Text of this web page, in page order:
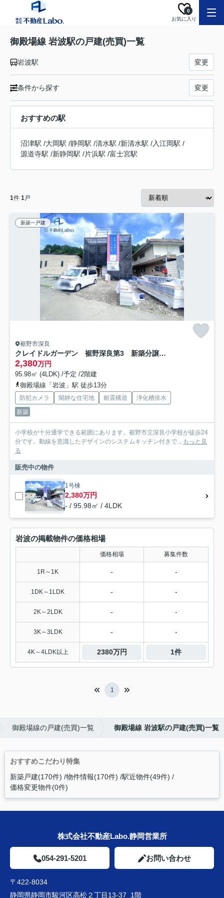
お気に入り
0
御殿場線 岩波駅の戸建(売買)一覧
岩波駅 変更
条件から探す 変更
おすすめの駅
沼津駅 /大岡駅 /静岡駅 /清水駅 /新清水駅 /入江岡駅 /
源道寺駅 /新静岡駅 /片浜駅 /富士宮駅
1件 1戸
新築一戸建
裾野市深良
クレイドルガーデン 裾野深良第3 新築分譲住宅 全1棟
2,380万円
95.98㎡ (4LDK) /予定 /2階建
御殿場線「岩波」駅 徒歩13分
防犯カメラ 閑静な住宅地 耐震構造
浄化槽排水
新築
小学校が十分通学できる範囲にあります。裾野市立深良小学校が徒歩24
分です。動線を意識したデザインのシステムキッチン付きで... もっと見
る
販売中の物件
1号棟
2,380万円
- / 95.98㎡ / 4LDK
岩波の掲載物件の価格相場
価格相場 募集件数
1R～1K - -
1DK～1LDK - -
2K～2LDK - -
3K～3LDK - -
4K～4LDK以上 2380万円 1件
1
御殿場線の戸建(売買)一覧 御殿場線 岩波駅の戸建(売買)一覧
おすすめこだわり特集
新築戸建(170件) 物件情報(170件) 駅近物件(49件)
価格変更物件(0件)
株式会社不動産Labo.静岡営業所
054-291-5201 お問い合わせ
〒422-8034
静岡県静岡市駿河区高松２丁目13-37 1階